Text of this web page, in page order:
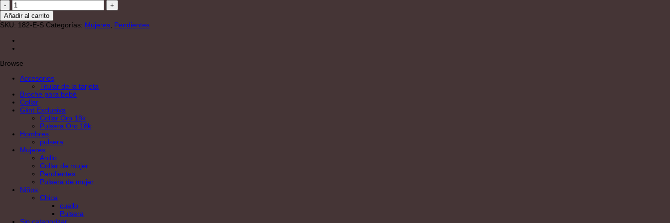
Pendientes
de
plata
Fe
cantidad
Añadir al carrito
SKU: 182-E-S Categorías: Mujeres, Pendientes
Browse
Accesorios
Titular de la tarjeta
Broche para bebé
Collar
Glint Exclusiva
Collar Oro 18k
Pulsera Oro 18k
Hombres
pulsera
Mujeres
Anillo
Collar de mujer
Pendientes
Pulsera de mujer
Niños
Chica
cuello
Pulsera